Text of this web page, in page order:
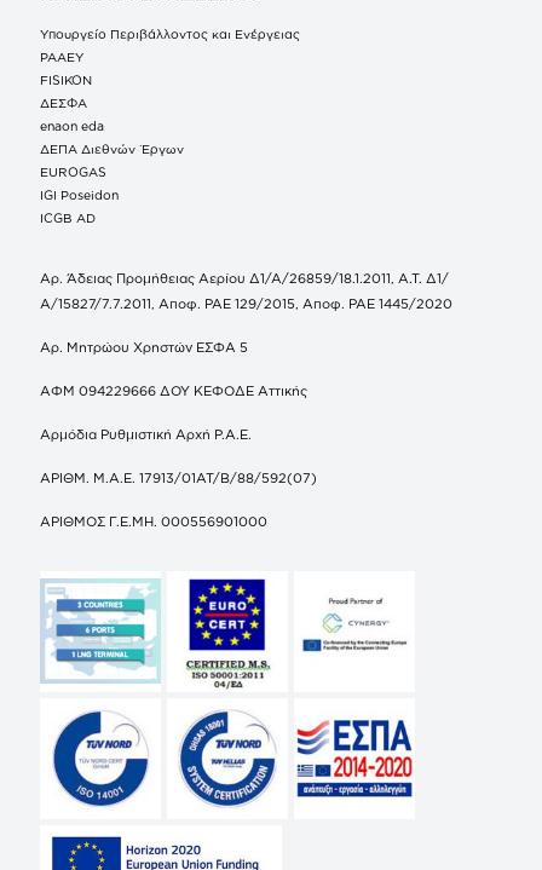
Υπουργείο Περιβάλλοντος και Ενέργειας
ΡΑΑΕΥ
FISIKON
ΔΕΣΦΑ
enaon eda
ΔΕΠΑ Διεθνών Έργων
EUROGAS
IGI Poseidon
ICGB AD
Αρ. Άδειας Προμήθειας Αερίου Δ1/Α/26859/18.1.2011, Α.Τ. Δ1/
Α/15827/7.7.2011, Αποφ. ΡΑΕ 129/2015, Αποφ. ΡΑΕ 1445/2020
Αρ. Μητρώου Χρηστών ΕΣΦΑ 5
ΑΦΜ 094229666 ΔΟΥ ΚΕΦΟΔΕ Αττικής
Αρμόδια Ρυθμιστική Αρχή Ρ.Α.Ε.
ΑΡΙΘΜ. Μ.Α.Ε. 17913/01ΑΤ/Β/88/592(07)
ΑΡΙΘΜΟΣ Γ.Ε.ΜΗ. 000556901000